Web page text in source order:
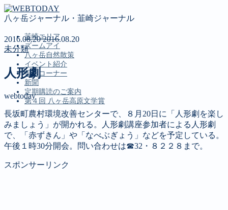
八ヶ岳ジャーナル・韮崎ジャーナル
韮崎エリア
ズームアイ
八ヶ岳自然散策
イベント紹介
投稿コーナー
新聞
定期購読のご案内
第４回 八ヶ岳高原文学賞
MENU
韮崎エリア
ズームアイ
八ヶ岳自然散策
2016.08.202016.08.20
未分類
人形劇
webtoday
長坂町農村環境改善センターで、８月20日に「人形劇を楽し
みましょう」が開かれる。人形劇講座参加者による人形劇
で、「赤ずきん」や「なべぶぎょう」などを予定している。
午後１時30分開会。問い合わせは☎32・８２２８まで。
スポンサーリンク